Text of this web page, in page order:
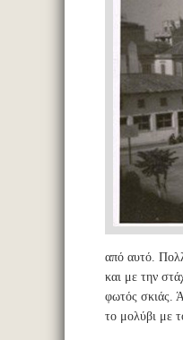
από αυτό.
και με την
φωτός σκιάς.
το μολύβι με